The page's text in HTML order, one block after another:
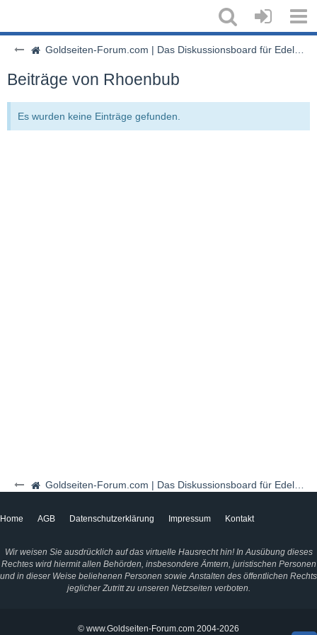
Goldseiten-Forum.com | Das Diskussionsboard für Edelmetalle & Rohstoffe
Goldseiten-Forum.com | Das Diskussionsboard für Edelmetalle & Rohstoffe
Beiträge von Rhoenbub
Es wurden keine Einträge gefunden.
Home AGB Datenschutzerklärung Impressum Kontakt
Wir weisen Sie ausdrücklich auf das virtuelle Hausrecht hin! In Ausübung dieses
Rechtes wird hiermit allen Behörden, insbesondere Ämtern, juristischen Personen
und in dieser Weise beliehenen Personen sowie Anstalten des öffentlichen Rechts
jeglicher Zutritt zu unseren Netzseiten verboten.
© www.Goldseiten-Forum.com 2004-2026